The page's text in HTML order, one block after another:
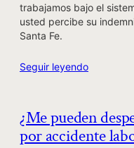
trabajamos bajo el
usted percibe su
Santa Fe.
Seguir leyendo
¿Me pueden
por accidente